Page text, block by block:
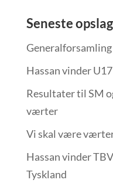
Seneste opslag
Hassan vinder
Resultater til SM
værter
Vi skal være
Hassan vinder
Tyskland